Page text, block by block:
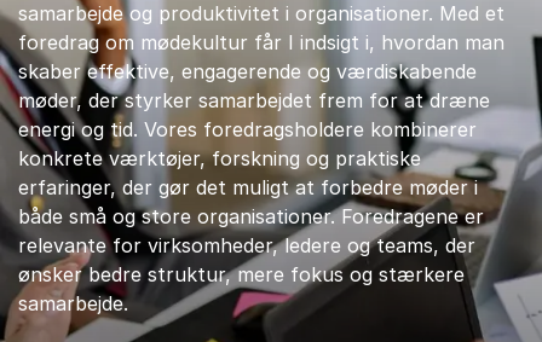
samarbejde og produktivitet i organisationer. Med et
foredrag om mødekultur får I indsigt i, hvordan man
skaber effektive, engagerende og værdiskabende
møder, der styrker samarbejdet frem for at dræne
energi og tid. Vores foredragsholdere kombinerer
konkrete værktøjer, forskning og praktiske
erfaringer, der gør det muligt at forbedre møder i
både små og store organisationer. Foredragene er
relevante for virksomheder, ledere og teams, der
ønsker bedre struktur, mere fokus og stærkere
samarbejde.